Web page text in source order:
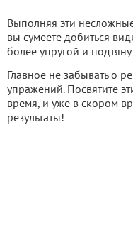
Выполняя эти
вы сумеете добиться
более упругой и
Главное не забывать о
упражений. Посвятите
время, и уже в скором
результаты!